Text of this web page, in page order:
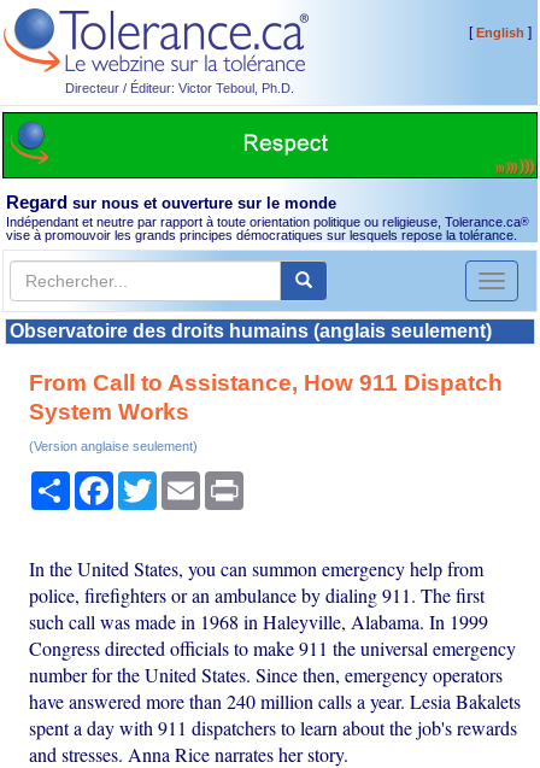
Directeur / Éditeur: Victor Teboul, Ph.D.
[English ]
Regard sur nous et ouverture sur le monde
Indépendant et neutre par rapport à toute orientation politique ou religieuse, Tolerance.ca®
vise à promouvoir les grands principes démocratiques sur lesquels repose la tolérance.
Toggle
Observatoire des droits humains (anglais seulement)
From Call to Assistance, How 911 Dispatch
System Works
(Version anglaise seulement)
PartagerFacebook
TwitterEmail
In the United States, you can summon emergency help from
police, firefighters or an ambulance by dialing 911. The first
such call was made in 1968 in Haleyville, Alabama. In 1999
Congress directed officials to make 911 the universal emergency
number for the United States. Since then, emergency operators
have answered more than 240 million calls a year. Lesia Bakalets
spent a day with 911 dispatchers to learn about the job's rewards
and stresses. Anna Rice narrates her story.